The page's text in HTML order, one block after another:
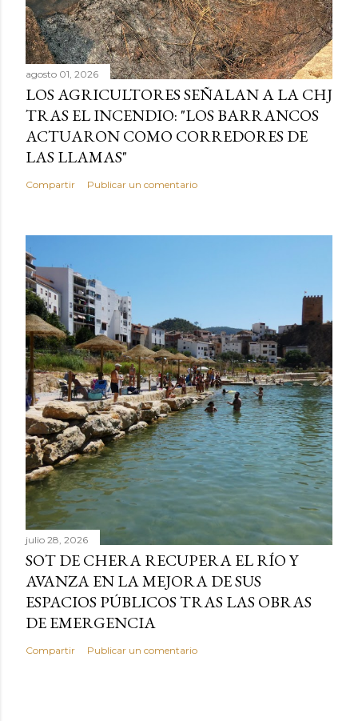
agosto 01, 2026
LOS AGRICULTORES SEÑALAN A LA CHJ
TRAS EL INCENDIO: "LOS BARRANCOS
ACTUARON COMO CORREDORES DE
LAS LLAMAS"
Compartir Publicar un comentario
julio 28, 2026
SOT DE CHERA RECUPERA EL RÍO Y
AVANZA EN LA MEJORA DE SUS
ESPACIOS PÚBLICOS TRAS LAS OBRAS
DE EMERGENCIA
Compartir Publicar un comentario